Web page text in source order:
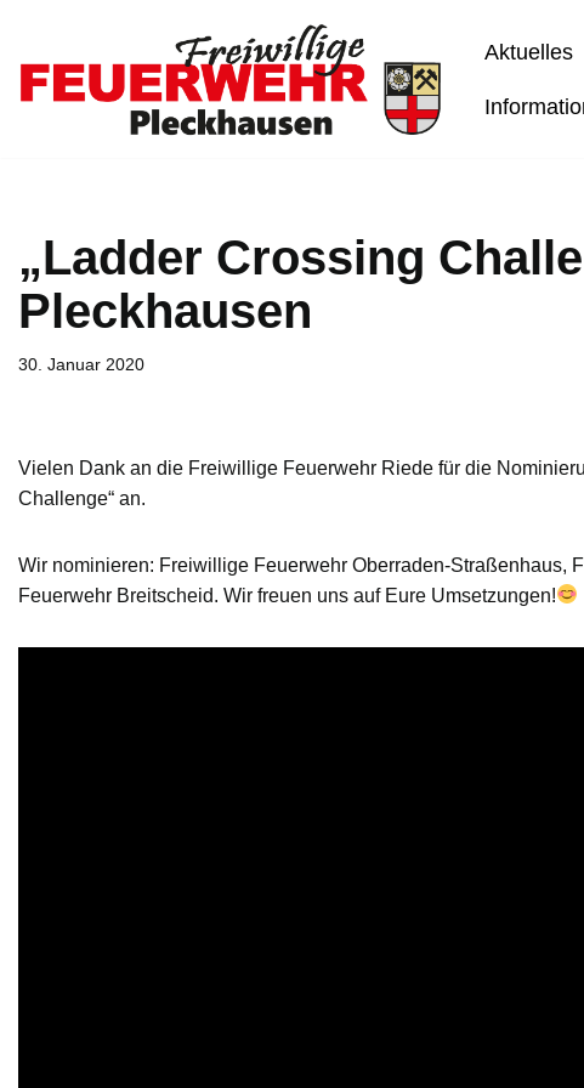
Zum
Inhalt
Aktuelles
„Ladder Crossing
Pleckhausen
30. Januar 2020
Vielen Dank an die Freiwillige Feuerwehr Riede für die
Challenge“ an.
Wir nominieren: Freiwillige Feuerwehr Oberraden-
Feuerwehr Breitscheid. Wir freuen uns auf Eure Umsetzungen!